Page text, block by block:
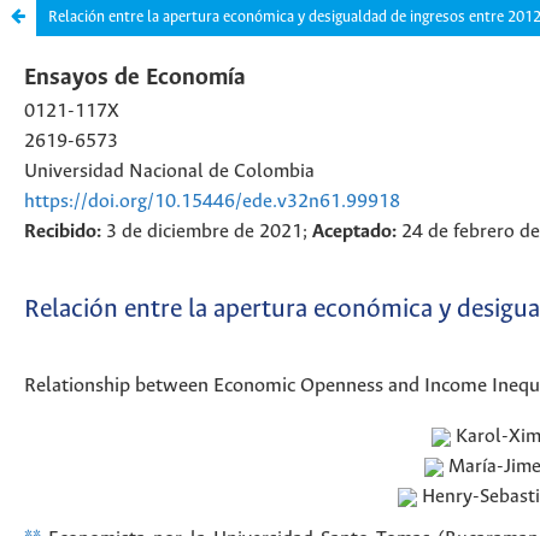
Relación entre la apertura económica y desigualdad de ingresos entre